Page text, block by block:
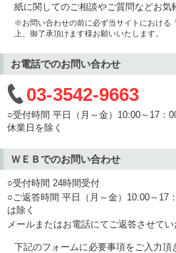
紙に関してのご相談やご質問などお気
※お問い合わせの前に必ず当サイトにおける
上、御了承頂けます様お願いいたします。
お電話でのお問い合わせ
03-3542-9663
○受付時間 平日（月～金）10:00～17
休業日を除く
ＷＥＢでのお問い合わせ
○受付時間 24時間受付
○ご返答時間 平日（月～金）10:00～17
は除く
メールまたはお電話にてご返答させてい
下記のフォームに必要事項をご入力頂